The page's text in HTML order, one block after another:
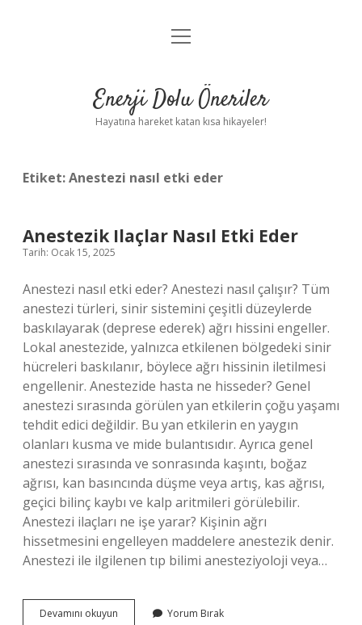
Anasayfa
Yasal Uyarı
menüyü
Enerji Dolu Öneriler
Hayatına hareket katan kısa hikayeler!
Etiket:Anestezi nasıl etki eder
Anestezik Ilaçlar Nasıl Etki Eder
Tarih: Ocak 15, 2025
Anestezi nasıl etki eder? Anestezi nasıl çalışır? Tüm
anestezi türleri, sinir sistemini çeşitli düzeylerde
baskılayarak (deprese ederek) ağrı hissini engeller.
Lokal anestezide, yalnızca etkilenen bölgedeki sinir
hücreleri baskılanır, böylece ağrı hissinin iletilmesi
engellenir. Anestezide hasta ne hisseder? Genel
anestezi sırasında görülen yan etkilerin çoğu yaşamı
tehdit edici değildir. Bu yan etkilerin en yaygın
olanları kusma ve mide bulantısıdır. Ayrıca genel
anestezi sırasında ve sonrasında kaşıntı, boğaz
ağrısı, kan basıncında düşme veya artış, kas ağrısı,
geçici bilinç kaybı ve kalp aritmileri görülebilir.
Anestezi ilaçları ne işe yarar? Kişinin ağrı
hissetmesini engelleyen maddelere anestezik denir.
Anestezi ile ilgilenen tıp bilimi anesteziyoloji veya…
Devamını okuyun Anestezik Yorum Bırak